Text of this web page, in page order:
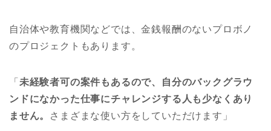
自治体や教育機関などでは、金銭報酬のないプロボノ
のプロジェクトもあります。
「 未経験者可の案件もあるので、自分のバックグラウ
ンドになかった仕事にチャレンジする人も少なくあり
ません。
さまざまな使い方をしていただけます」